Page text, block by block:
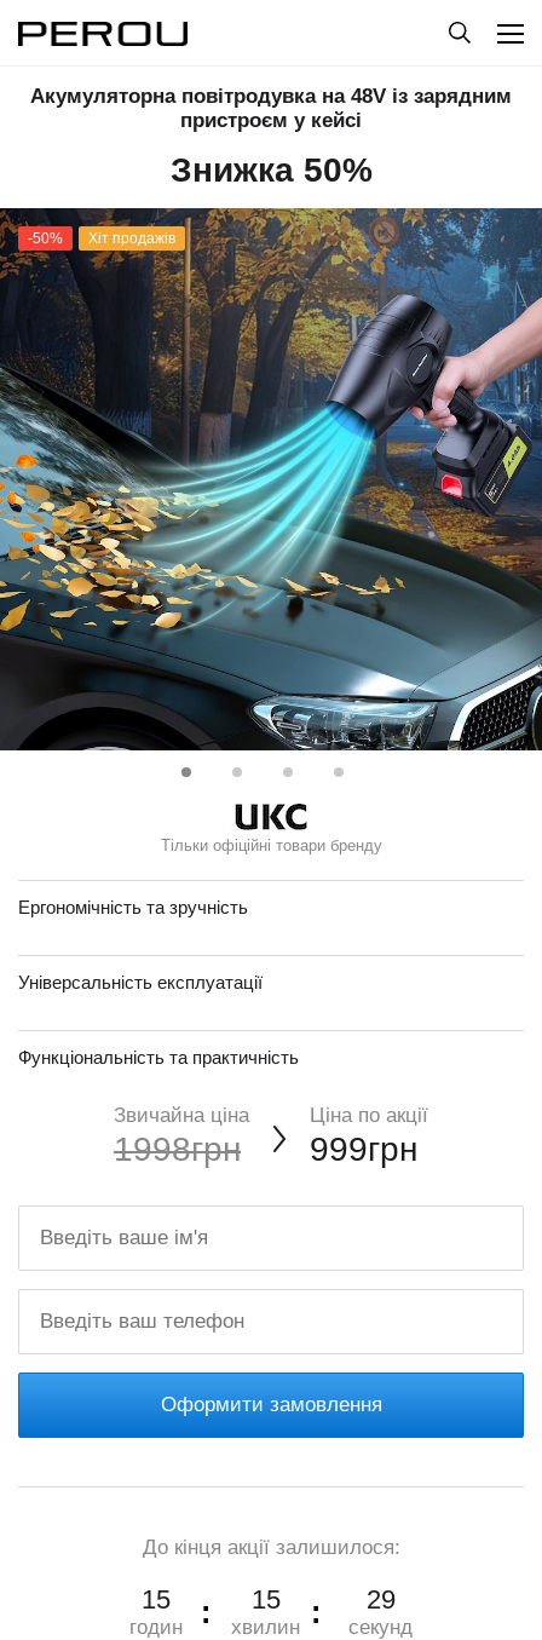
Акумуляторна повітродувка на 48V із зарядним
пристроєм у кейсі
Знижка 50%
-50% Хіт продажів
Тільки офіційні товари бренду
Ергономічність та зручність
Універсальність експлуатації
Функціональність та практичність
Звичайна ціна
1998грн
Ціна по акції
999грн
Оформити замовлення
До кінця акції залишилося:
15
годин
15
хвилин
28
секунд